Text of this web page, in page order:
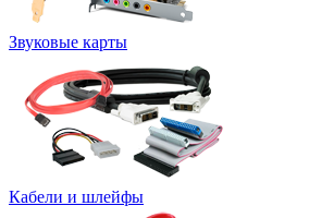
Звуковые карты
Кабели и шлейфы